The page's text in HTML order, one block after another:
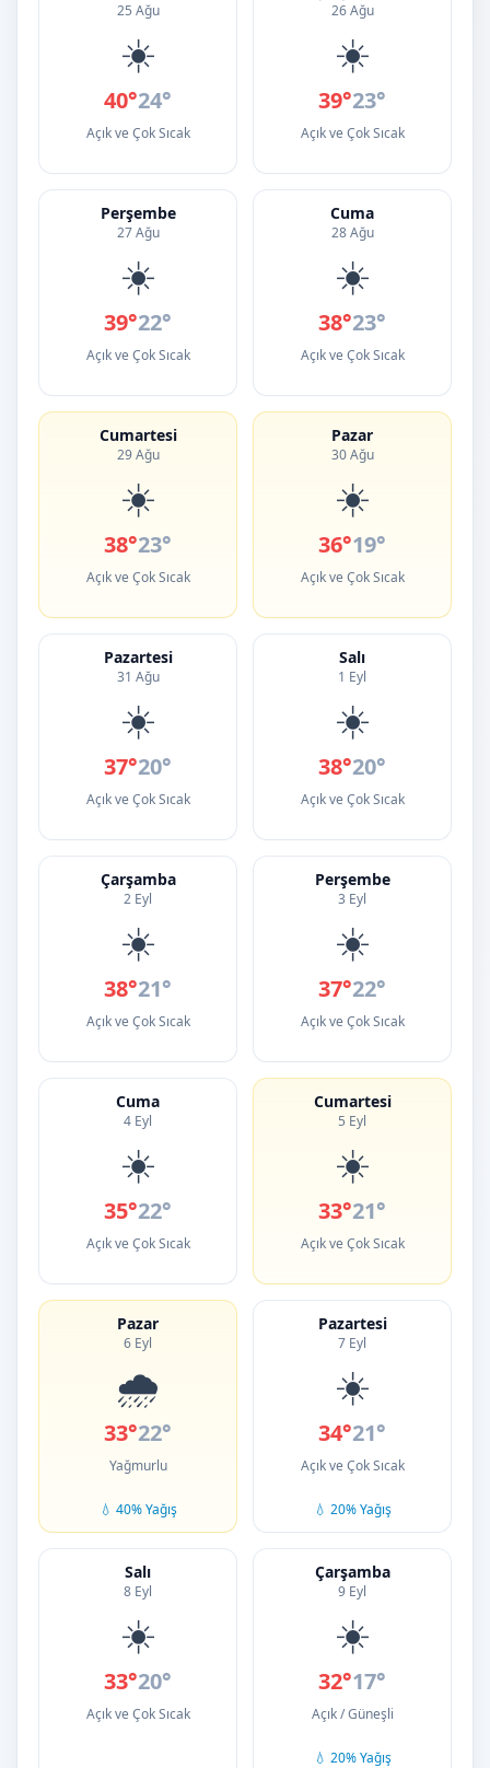
25 Ağu
☀️
40°24°
Açık ve Çok Sıcak
26 Ağu
☀️
39°23°
Açık ve Çok Sıcak
Perşembe
27 Ağu
☀️
39°22°
Açık ve Çok Sıcak
Cuma
28 Ağu
☀️
38°23°
Açık ve Çok Sıcak
Cumartesi
29 Ağu
☀️
38°23°
Açık ve Çok Sıcak
Pazar
30 Ağu
☀️
36°19°
Açık ve Çok Sıcak
Pazartesi
31 Ağu
☀️
37°20°
Açık ve Çok Sıcak
Salı
1 Eyl
☀️
38°20°
Açık ve Çok Sıcak
Çarşamba
2 Eyl
☀️
38°21°
Açık ve Çok Sıcak
Perşembe
3 Eyl
☀️
37°22°
Açık ve Çok Sıcak
Cuma
4 Eyl
☀️
35°22°
Açık ve Çok Sıcak
Cumartesi
5 Eyl
☀️
33°21°
Açık ve Çok Sıcak
Pazar
6 Eyl
🌧️
33°22°
Yağmurlu
💧 40% Yağış
Pazartesi
7 Eyl
☀️
34°21°
Açık ve Çok Sıcak
💧 20% Yağış
Salı
8 Eyl
☀️
33°20°
Açık ve Çok Sıcak
Çarşamba
9 Eyl
☀️
32°17°
Açık / Güneşli
💧 20% Yağış